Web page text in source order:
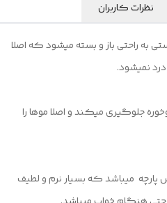
نظرات کاربران
به راحتی باز و بسته میشود که اصلا
نمیشود.
جلوگیری میکند و اصلا موها را
میباشد که بسیار نرم و لطیف